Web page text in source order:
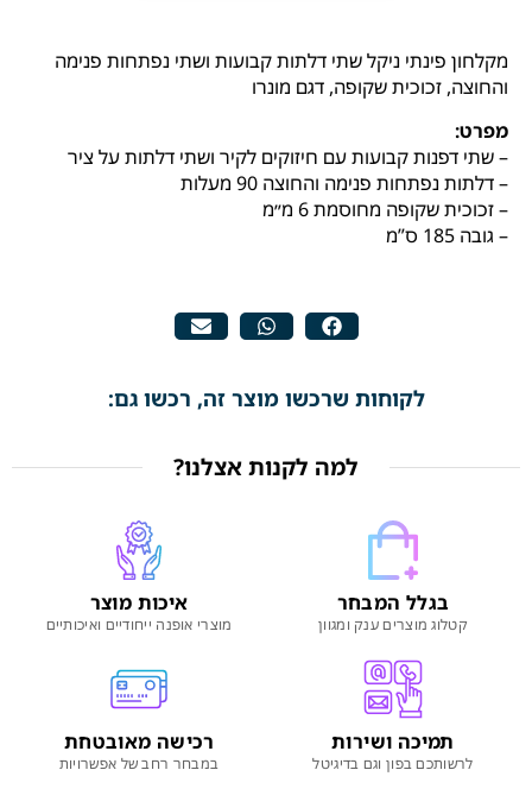
מקלחון פינתי ניקל שתי דלתות קבועות ושתי נפתחות פנימה
והחוצה, זכוכית שקופה, דגם מונרו
מפרט:
– שתי‭ ‬דפנות‭ ‬קבועות‭ ‬עם‭ ‬חיזוקים‭ ‬לקיר‭ ‬ושתי‭ ‬דלתות‭ ‬על‭ ‬ציר
– דלתות נפתחות‭ ‬פנימה‭ ‬והחוצה‭ ‬90‭ ‬מעלות
– זכוכית שקופה מחוסמת 6 מ״מ
– גובה 185 ס”מ
לקוחות שרכשו מוצר זה, רכשו גם:
למה לקנות אצלנו?
בגלל המבחר
קטלוג מוצרים ענק ומגוון
איכות מוצר
מוצרי אופנה ייחודיים ואיכותיים
תמיכה ושירות
לרשותכם בפון וגם בדיגיטל
רכישה מאובטחת
במבחר רחב של אפשרויות